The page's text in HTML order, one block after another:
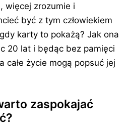
więcej zrozumie i
być z tym człowiekiem
karty to pokażą? Jak ona
20 lat i będąc bez pamięci
całe życie mogą popsuć jej
zaspokajać